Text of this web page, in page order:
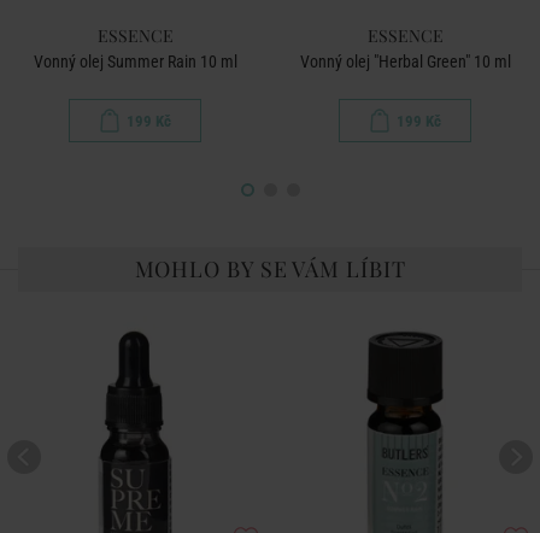
ESSENCE
Vonný olej Summer Rain 10 ml
199 Kč
ESSENCE
Vonný olej "Herbal Green" 10 ml
199 Kč
MOHLO BY SE VÁM LÍBIT